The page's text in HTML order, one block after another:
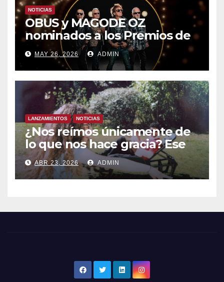
NOTICIAS
OBUS y MAGODE OZ
nominados a los Premios de
la Academia de la Música de
España- Esta noche en La 2
MAY 26, 2026 ADMIN
LANZAMIENTOS NOTICIAS
¿Nos reímos únicamente de
lo que nos hace gracia? Ese
chiste ya me lo has contado,
el nuevo single de JUAN
ANSELMO
ABR 23, 2026 ADMIN